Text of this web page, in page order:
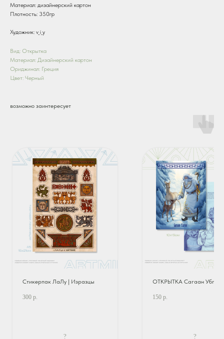
Материал: дизайнерский картон
Плотность: 350гр
Художник: v_i_y
Вид: Открытка
Материал: Дизайнерский картон
Ориджинал: Греция
Цвет: Черный
возможно заинтересует
Стикерпак ЛаЛу | Изразцы
300 р.
?
ОТКРЫТКА Сагаан Убген
150 р.
?